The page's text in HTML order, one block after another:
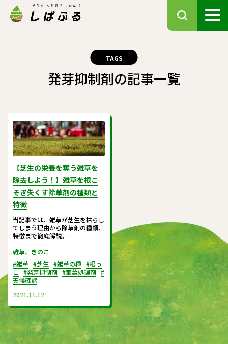
TAGS
発芽抑制剤の記事一覧
【芝生の栄養を奪う雑草を
除去しよう！】雑草を根こ
そぎ失くす除草剤の種類と
特徴
当記事では、雑草が芝生を枯らし
てしまう理由から除草剤の種類、
特徴まで徹底解説。
しい芝生を簡単に維持しましょ
う。
雑草、きのこ
#雑草 #芝生 #雑草の種 #根っ
こ
#発芽抑制剤 #茎葉処理剤 #
天候確認
2021.11.12